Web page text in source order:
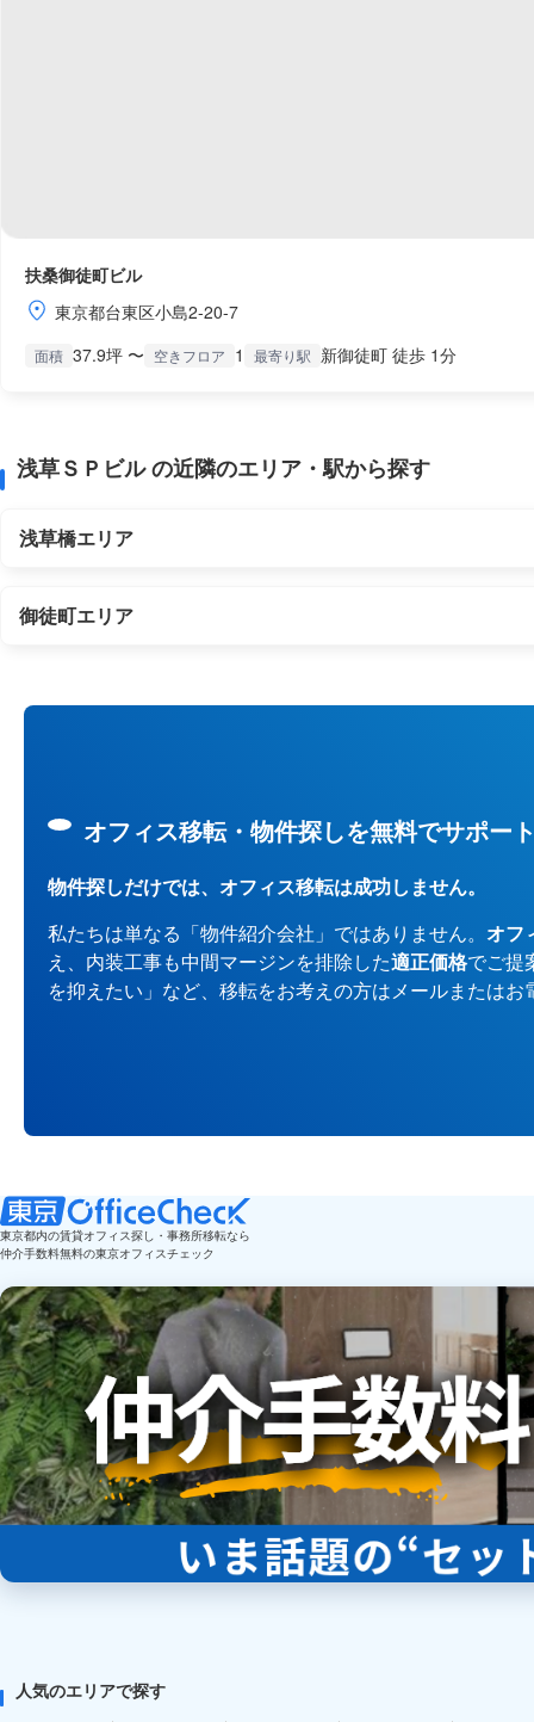
扶桑御徒町ビル
東京都台東区小島2-20-7
面積 37.9坪 〜 空きフロア 1 最寄り駅 新御徒町 徒歩 1分
浅草ＳＰビル の近隣のエリア・駅から探す
浅草橋エリア
御徒町エリア
オフィス移転・物件探しを無料でサポー
物件探しだけでは、オフィス移転は成功しません。
私たちは単なる「物件紹介会社」ではありません。 オフ
え、内装工事も中間マージンを排除した適正価格でご提
を抑えたい」など、移転をお考えの方はメールまたは
東京都内の賃貸オフィス探し・事務所移転なら
仲介手数料無料の東京オフィスチェック
人気のエリアで探す